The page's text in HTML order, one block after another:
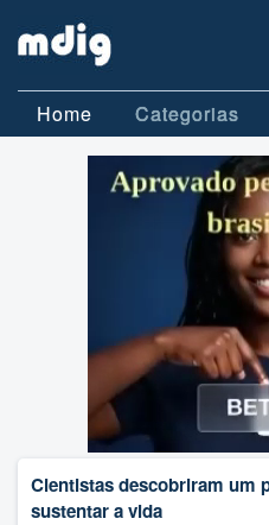
Home Categorias
Cientistas descobriram um
sustentar a vida